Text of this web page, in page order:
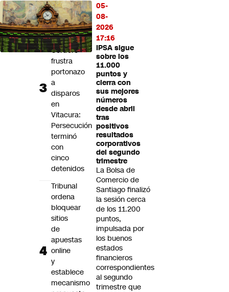
05-
08-
2026
17:16
IPSA sigue
sobre los
11.000
puntos y
cierra con
sus mejores
números
desde abril
tras
positivos
resultados
corporativos
del segundo
trimestre
La Bolsa de
Comercio de
Santiago finalizó
la sesión cerca
de los 11.200
puntos,
impulsada por
los buenos
estados
financieros
correspondientes
al segundo
trimestre que
Escolta
del
exministro
Luis
Cordero
frustra
portonazo
a
disparos
en
Vitacura:
Persecución
terminó
con
cinco
detenidos
Tribunal
ordena
bloquear
sitios
de
apuestas
online
y
establece
mecanismo